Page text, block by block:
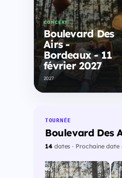
CONCERT
Boulevard Des
Airs -
Bordeaux - 11
février 2027
2027
TOURNÉE
Boulevard Des
14dates · Prochaine date
180j